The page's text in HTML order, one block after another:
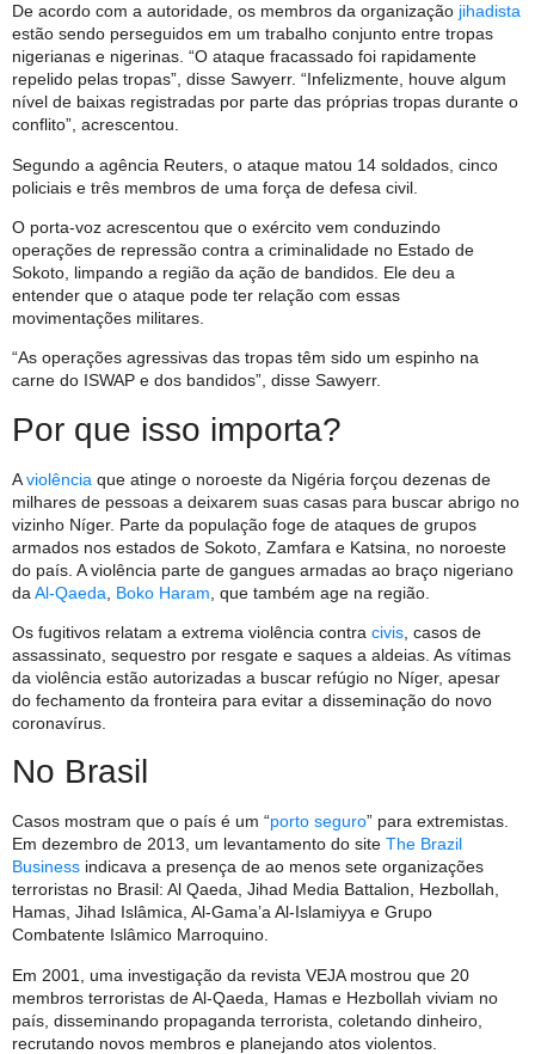
De acordo com a autoridade, os membros da organização jihadista
estão sendo perseguidos em um trabalho conjunto entre tropas
nigerianas e nigerinas. “O ataque fracassado foi rapidamente
repelido pelas tropas”, disse Sawyerr. “Infelizmente, houve algum
nível de baixas registradas por parte das próprias tropas durante o
conflito”, acrescentou.
Segundo a agência Reuters, o ataque matou 14 soldados, cinco
policiais e três membros de uma força de defesa civil.
O porta-voz acrescentou que o exército vem conduzindo
operações de repressão contra a criminalidade no Estado de
Sokoto, limpando a região da ação de bandidos. Ele deu a
entender que o ataque pode ter relação com essas
movimentações militares.
“As operações agressivas das tropas têm sido um espinho na
carne do ISWAP e dos bandidos”, disse Sawyerr.
Por que isso importa?
Aviolência que atinge o noroeste da Nigéria forçou dezenas de
milhares de pessoas a deixarem suas casas para buscar abrigo no
vizinho Níger. Parte da população foge de ataques de grupos
armados nos estados de Sokoto, Zamfara e Katsina, no noroeste
do país. A violência parte de gangues armadas ao braço nigeriano
da Al-Qaeda Boko Haram , que também age na região.
Os fugitivos relatam a extrema violência contra civis , casos de
assassinato, sequestro por resgate e saques a aldeias. As vítimas
da violência estão autorizadas a buscar refúgio no Níger, apesar
do fechamento da fronteira para evitar a disseminação do novo
coronavírus.
No Brasil
Casos mostram que o país é um “porto seguro” para extremistas.
Em dezembro de 2013, um levantamento do site The Brazil
Business indicava a presença de ao menos sete organizações
terroristas no Brasil: Al Qaeda, Jihad Media Battalion, Hezbollah,
Hamas, Jihad Islâmica, Al-Gama’a Al-Islamiyya e Grupo
Combatente Islâmico Marroquino.
Em 2001, uma investigação da revista VEJA mostrou que 20
membros terroristas de Al-Qaeda, Hamas e Hezbollah viviam no
país, disseminando propaganda terrorista, coletando dinheiro,
recrutando novos membros e planejando atos violentos.